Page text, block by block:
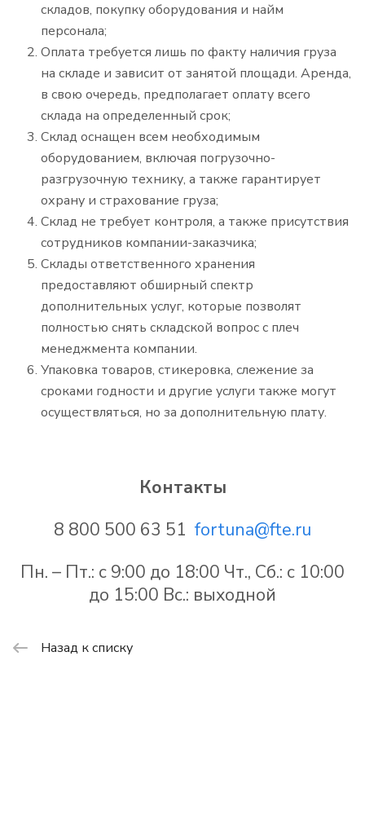
складов, покупку оборудования и найм
персонала;
Оплата требуется лишь по факту наличия груза
на складе и зависит от занятой площади. Аренда,
в свою очередь, предполагает оплату всего
склада на определенный срок;
Склад оснащен всем необходимым
оборудованием, включая погрузочно-
разгрузочную технику, а также гарантирует
охрану и страхование груза;
Склад не требует контроля, а также присутствия
сотрудников компании-заказчика;
Склады ответственного хранения
предоставляют обширный спектр
дополнительных услуг, которые позволят
полностью снять складской вопрос с плеч
менеджмента компании.
Упаковка товаров, стикеровка, слежение за
сроками годности и другие услуги также могут
осуществляться, но за дополнительную плату.
Контакты
8 800 500 63 51 fortuna@fte.ru
Пн. – Пт.: с 9:00 до 18:00 Чт., Сб.: с 10:00
до 15:00 Вс.: выходной
Назад к списку